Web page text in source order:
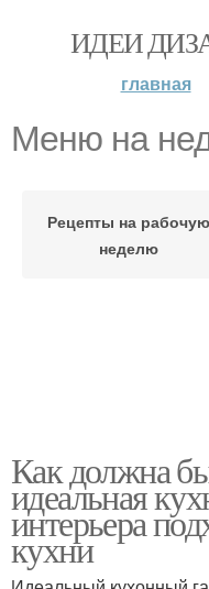
ИДЕИ
главная
Меню на
Рецепты на рабочую
неделю
Как должна
идеальная
интерьера
кухни